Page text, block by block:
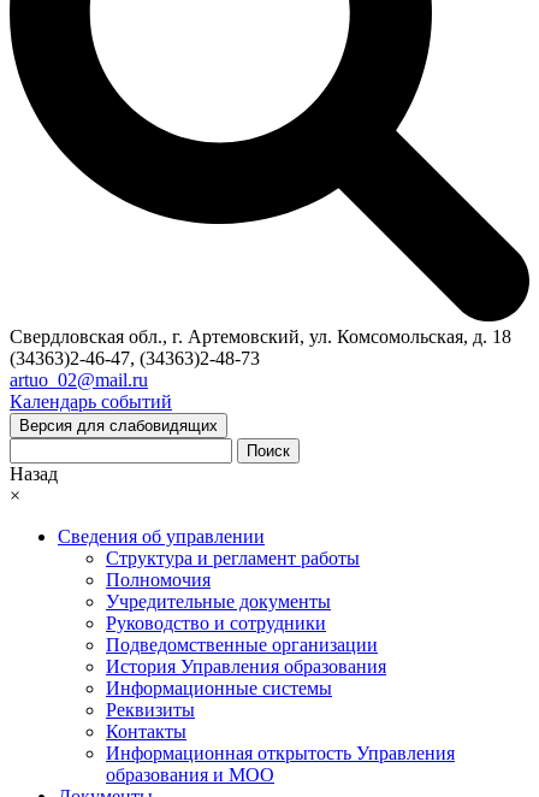
Свердловская обл., г. Артемовский, ул. Комсомольская, д. 18
(34363)2-46-47, (34363)2-48-73
artuo_02@mail.ru
Календарь событий
Версия для слабовидящих
Поиск
Назад
×
Сведения об управлении
Структура и регламент работы
Полномочия
Учредительные документы
Руководство и сотрудники
Подведомственные организации
История Управления образования
Информационные системы
Реквизиты
Контакты
Информационная открытость Управления
образования и МОО